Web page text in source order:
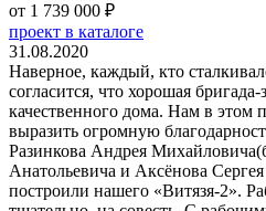
от 1 739 000 ₽
проект в каталоге
31.08.2020
Наверное, каждый, кто
согласится, что хорошая
качественного дома. Нам в этом
выразить огромную
Разинкова Андрея
Анатольевича и Аксёнова
построили нашего «Витязя-2».